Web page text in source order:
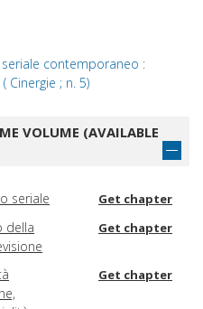
contemporaneo :
Cinergie ; n. 5)
VOLUME (AVAILABLE
seriale Get chapter
della
Get chapter
Get chapter